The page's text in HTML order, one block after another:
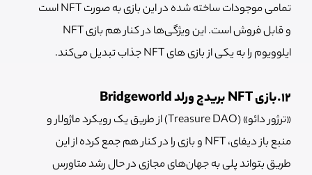
تمامی موجودات ساخته شده در این بازی به صورت NFT است
و قابل فروش است. این ویژگی‌ها در کنار هم بازی NFT
ایلوویوم را به یکی از بازی‌ های NFT جذاب تبدیل می‌کند.
12.بازی NFT بریدج ورلد Bridgeworld
«ترژور دائو» (Treasure DAO) از طریق یک رویکرد ماژولار و
منبع باز دیفای، NFT و بازی را در کنار هم جمع کرده از این
طریق بتواند پلی به جهان‌های مجازی در حال رشد متاورس